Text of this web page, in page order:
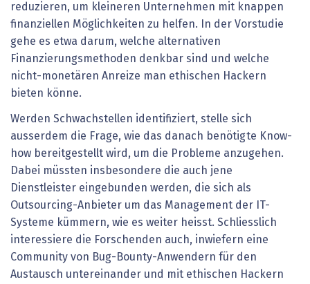
reduzieren, um kleineren Unternehmen mit knappen
finanziellen Möglichkeiten zu helfen. In der Vorstudie
gehe es etwa darum, welche alternativen
Finanzierungsmethoden denkbar sind und welche
nicht-monetären Anreize man ethischen Hackern
bieten könne.
Werden Schwachstellen identifiziert, stelle sich
ausserdem die Frage, wie das danach benötigte Know-
how bereitgestellt wird, um die Probleme anzugehen.
Dabei müssten insbesondere die auch jene
Dienstleister eingebunden werden, die sich als
Outsourcing-Anbieter um das Management der IT-
Systeme kümmern, wie es weiter heisst. Schliesslich
interessiere die Forschenden auch, inwiefern eine
Community von Bug-Bounty-Anwendern für den
Austausch untereinander und mit ethischen Hackern